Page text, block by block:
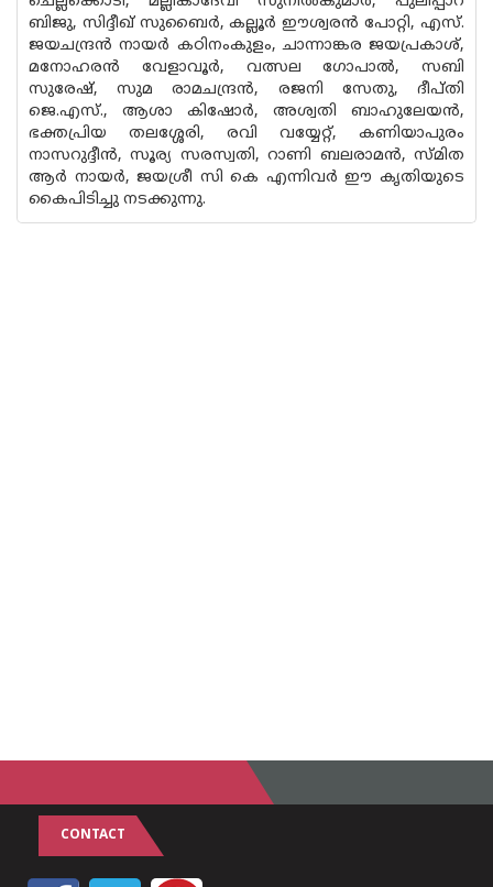
ബിജു, സിദ്ദീഖ് സുബൈർ, കല്ലൂർ ഈശ്വരൻ പോറ്റി, എസ്.
ജയചന്ദ്രൻ നായർ കഠിനംകുളം, ചാന്നാങ്കര ജയപ്രകാശ്,
മനോഹരൻ വേളാവൂർ, വത്സല ഗോപാൽ, സബി
സുരേഷ്, സുമ രാമചന്ദ്രൻ, രജനി സേതു, ദീപ്‌തി
ജെ.എസ്., ആശാ കിഷോർ, അശ്വതി ബാഹുലേയൻ,
ഭക്തപ്രിയ തലശ്ശേരി, രവി വയ്യേറ്റ്, കണിയാപുരം
നാസറുദ്ദീൻ, സൂര്യ സരസ്വതി, റാണി ബലരാമൻ, സ്‌മിത
ആർ നായർ, ജയശ്രീ സി കെ എന്നിവർ ഈ കൃതിയുടെ
കൈപിടിച്ചു നടക്കുന്നു.
CONTACT